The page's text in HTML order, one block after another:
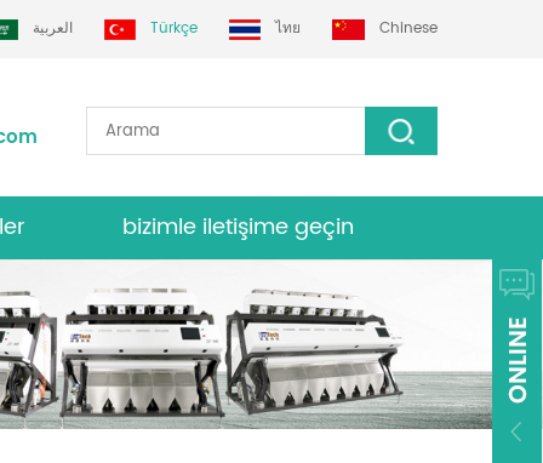
العربية Türkçe ไทย Chinese
bizimle iletişime geçin